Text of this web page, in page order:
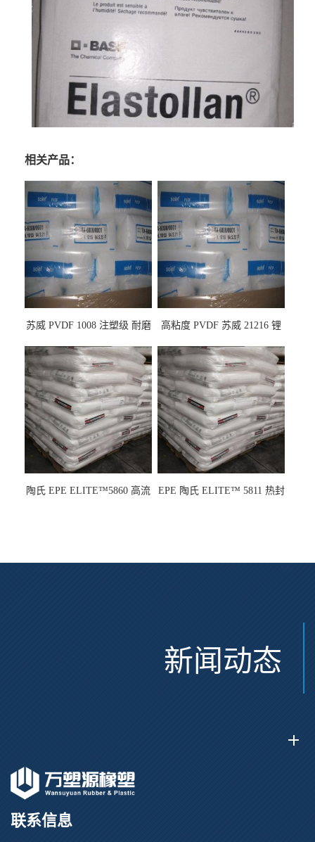
相关产品：
苏威 PVDF 1008 注塑级 耐磨
龙
高粘度 PVDF 苏威 21216 锂
陶氏 EPE ELITE™5860 高流
EPE 陶氏 ELITE™ 5811 热封
新闻动态
联系信息